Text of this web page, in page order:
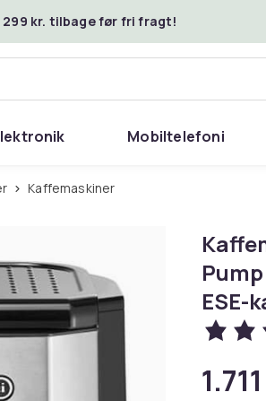
299 kr. tilbage før fri fragt!
Mobiltelefoni
Kaffemaskiner
ESE-